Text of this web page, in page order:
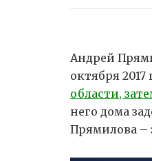
Андрей
октября
области,
него дома
Прямилова –